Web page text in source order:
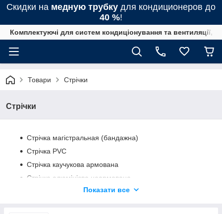
Скидки на медную трубку для кондиционеров до
40 %!
Комплектуючі для систем кондиціонування та вентиляції,
Товари Стрічки
Стрічки
Стрічка магістральная (бандажна)
Стрічка PVC
Стрічка каучукова армована
Стрічка алюмінієва неармована
Стрічка алюмінієва армована
Показати все